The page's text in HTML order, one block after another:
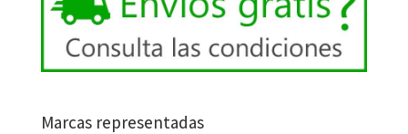
Marcas representadas